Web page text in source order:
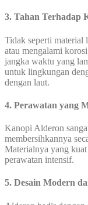
3. Tahan Terhadap
Tidak seperti material
atau mengalami
jangka waktu yang
untuk lingkungan
dengan laut.
4. Perawatan yang
Kanopi Alderon
membersihkannya
Materialnya yang
perawatan intensif.
5. Desain Modern